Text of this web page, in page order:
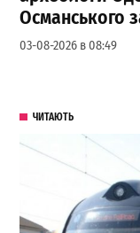
Османського
03-08-2026 в 08:49
ЧИТАЮТЬ